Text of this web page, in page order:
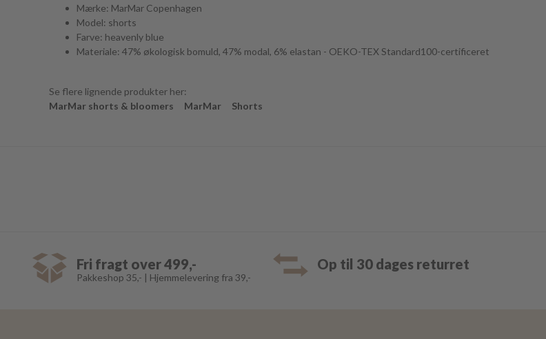
Mærke: MarMar Copenhagen
Model: shorts
Farve: heavenly blue
Materiale: 47% økologisk bomuld, 47% modal, 6% elastan - OEKO-TEX Standard100-certificeret
Se flere lignende produkter her:
MarMar shorts & bloomers
MarMar Shorts
Fri fragt over 499,-
Pakkeshop 35,- | Hjemmelevering fra 39,-
Op til 30 dages returret